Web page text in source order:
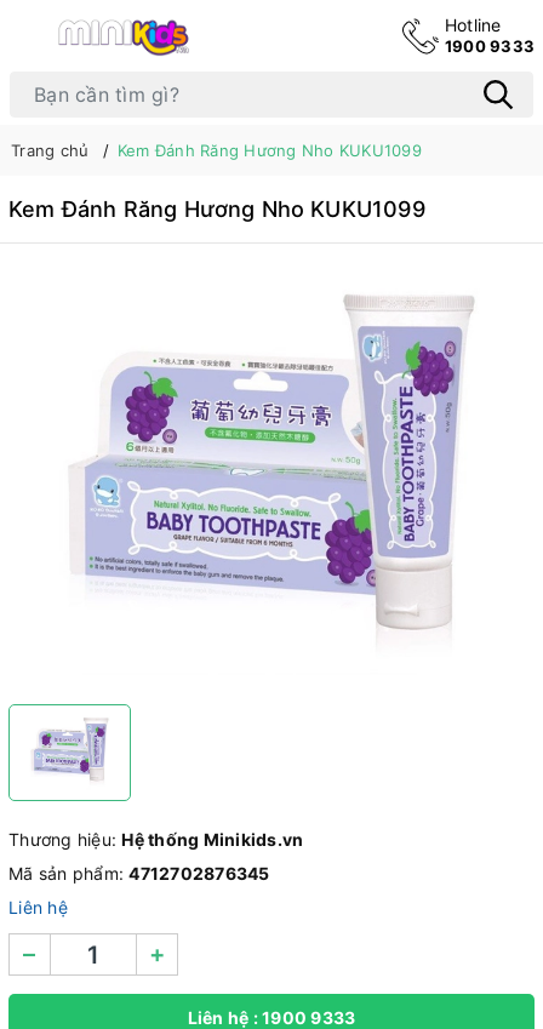
Hotline
1900 9333
Trang chủ Kem Đánh Răng Hương Nho KUKU1099
Kem Đánh Răng Hương Nho KUKU1099
Thương hiệu:Hệ thống Minikids.vn
Mã sản phẩm:4712702876345
Liên hệ
– +
Liên hệ : 1900 9333